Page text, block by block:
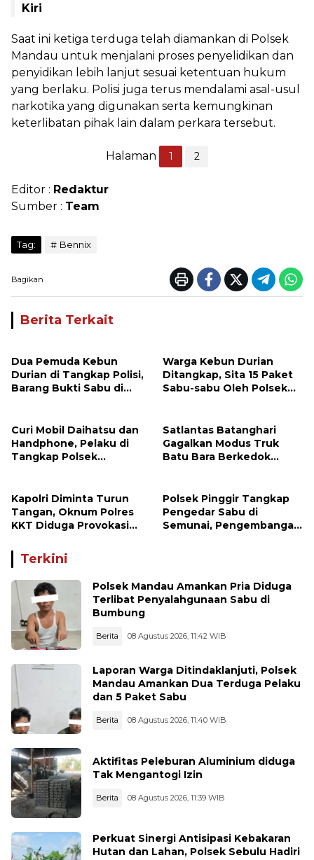
Kiri
Saat ini ketiga terduga telah diamankan di Polsek
Mandau untuk menjalani proses penyelidikan dan
penyidikan lebih lanjut sesuai ketentuan hukum
yang berlaku. Polisi juga terus mendalami asal-usul
narkotika yang digunakan serta kemungkinan
keterlibatan pihak lain dalam perkara tersebut.
Halaman 1 2
Editor : Redaktur
Sumber : Team
Tag: Bennix
Bagikan
Berita Terkait
Dua Pemuda Kebun
Durian di Tangkap Polisi,
Barang Bukti Sabu di
Warga Kebun Durian
Ditangkap, Sita 15 Paket
Sabu-sabu Oleh Polsek
Curi Mobil Daihatsu dan
Handphone, Pelaku di
Tangkap Polsek
Satlantas Batanghari
Gagalkan Modus Truk
Batu Bara Berkedok
Diduga Dimanfaatkan
Oknum
Kapolri Diminta Turun
Tangan, Oknum Polres
KKT Diduga Provokasi
Halangi PSN Lewat Grup
WA "Orang Sudara"
Polsek Pinggir Tangkap
Pengedar Sabu di
Semunai, Pengembangan
Terkini
Polsek Mandau Amankan Pria Diduga
Terlibat Penyalahgunaan Sabu di
Bumbung
Berita 08 Agustus 2026, 11:42 WIB
Laporan Warga Ditindaklanjuti, Polsek
Mandau Amankan Dua Terduga Pelaku
dan 5 Paket Sabu
Berita 08 Agustus 2026, 11:40 WIB
Aktifitas Peleburan Aluminium diduga
Tak Mengantogi Izin
Berita 08 Agustus 2026, 11:39 WIB
Perkuat Sinergi Antisipasi Kebakaran
Hutan dan Lahan, Polsek Sebulu Hadiri